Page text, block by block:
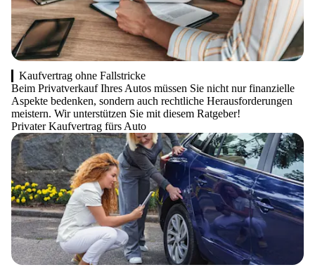
Kaufvertrag ohne Fallstricke
Beim Privatverkauf Ihres Autos müssen Sie nicht nur finanzielle
Aspekte bedenken, sondern auch rechtliche Herausforderungen
meistern. Wir unterstützen Sie mit diesem Ratgeber!
Privater Kaufvertrag fürs Auto